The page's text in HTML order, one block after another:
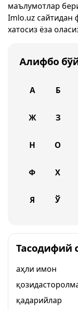
маълумотлар
Imlo.uz сайтидан
хатосиз ёза
Алифбо
А Б
Ж З
Н О
Ф Х
Я Ў
Тасодифий
аҳли имон
қадарийлар